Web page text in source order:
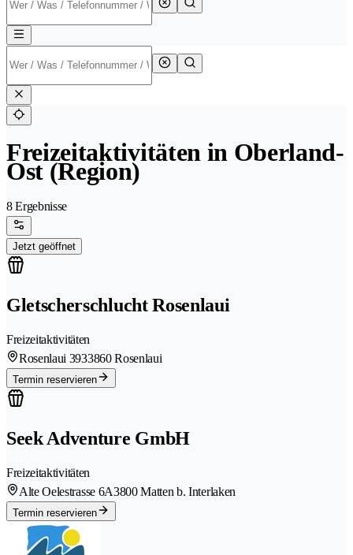
Freizeitaktivitäten in Oberland-
Ost (Region)
8 Ergebnisse
Jetzt geöffnet
Gletscherschlucht Rosenlaui
Freizeitaktivitäten
Rosenlaui 3933860 Rosenlaui
Termin reservieren
Seek Adventure GmbH
Freizeitaktivitäten
Alte Oelestrasse 6A3800 Matten b. Interlaken
Termin reservieren